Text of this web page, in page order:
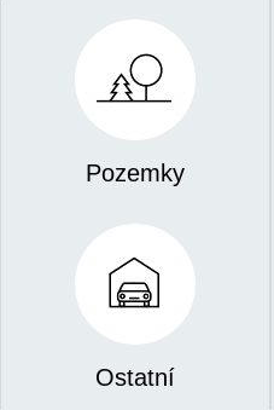
Pozemky
Ostatní